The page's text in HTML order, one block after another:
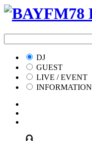
DJ
GUEST
LIVE / EVENT
INFORMATION